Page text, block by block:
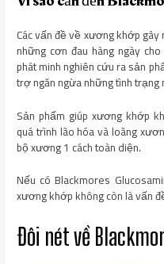
Các vấn đề về xương khớp
những cơn đau hàng ngày
phát minh nghiên cứu ra sản
trợ ngăn ngừa những tình trạng
Sản phẩm giúp xương khớp
quá trình lão hóa và loãng
bộ xương 1 cách toàn diện.
Nếu có Blackmores
xương khớp không còn là vấn
Đôi nét về